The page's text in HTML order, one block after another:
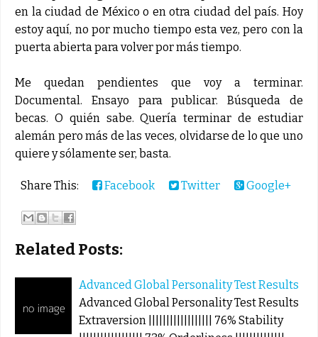
en la ciudad de México o en otra ciudad del país. Hoy
estoy aquí, no por mucho tiempo esta vez, pero con la
puerta abierta para volver por más tiempo.
Me quedan pendientes que voy a terminar.
Documental. Ensayo para publicar. Búsqueda de
becas. O quién sabe. Quería terminar de estudiar
alemán pero más de las veces, olvidarse de lo que uno
quiere y sólamente ser, basta.
Share This: Facebook Twitter Google+
Related Posts:
Advanced Global Personality Test Results
Advanced Global Personality Test Results
Extraversion |||||||||||||||||| 76% Stability